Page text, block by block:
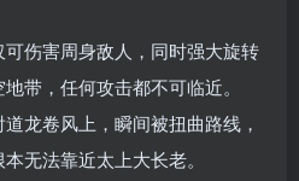
伤害周身敌人，同时强大旋转
带，任何攻击都不可临近。
龙卷风上，瞬间被扭曲路线，
无法靠近太上大长老。